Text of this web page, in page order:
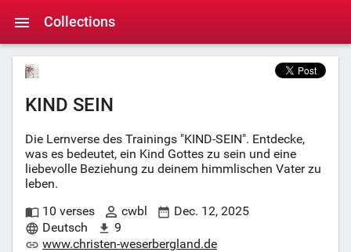
Collections
KIND SEIN
Die Lernverse des Trainings "KIND-SEIN". Entdecke,
was es bedeutet, ein Kind Gottes zu sein und eine
liebevolle Beziehung zu deinem himmlischen Vater zu
leben.
10 verses
cwbl
Dec. 12, 2025
Deutsch
9
www.christen-weserbergland.de